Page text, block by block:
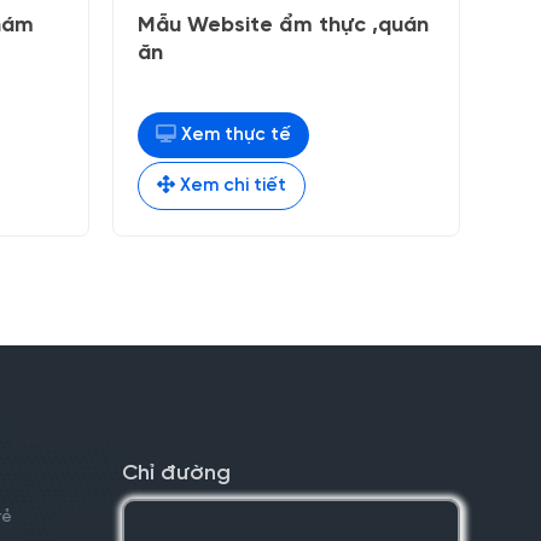
Mẫu Website ẩm thực ,quán
ăn
Xem thực tế
Xem chi tiết
Chỉ đường